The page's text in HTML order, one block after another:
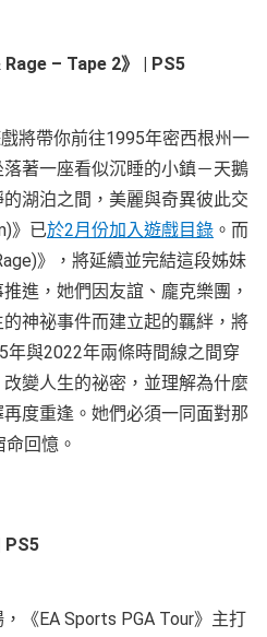
– Tape 2》 | PS5
將帶你前往1995年密西根州一
著一座看似沉睡的小鎮－天鵝
湖泊之間，美麗與奇異彼此交
》已於2月份加入遊戲目錄 。而
》，將延續並完結這段姊妹
進，她們因友誼、龐克樂團，
神祕事件而建立起的羈絆，將
年與2022年兩條時間線之間穿
變人生的祕密，並理解為什麼
度重逢。她們必須一同面對那
回憶。
PS5
《EA Sports PGA Tour》主打